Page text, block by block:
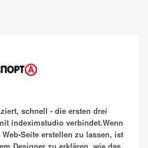
schnell - die ersten drei
indeximstudio verbindet.Wenn
Seite erstellen zu lassen, ist